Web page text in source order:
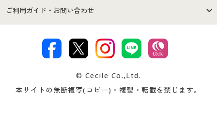
セシールご利用規約
著作権・商標について 会社案内
商品カテゴリ
プレゼント＆キャンペーン サイトマップ
ご利用ガイド・お問い合わせ
交換・返品は お支払は
ついて
忘れの場合
© Cecile Co.,Ltd.
本サイトの無断複写(コピー)・複製・転載を禁じます。